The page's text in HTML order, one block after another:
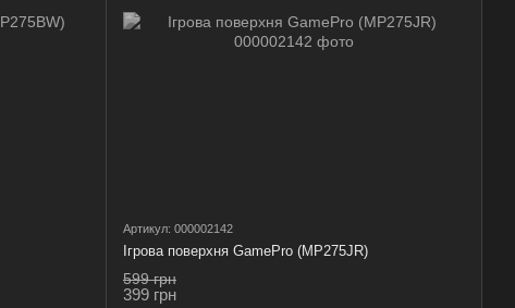
Артикул: 000002142
Ігрова поверхня GamePro (MP275JR)
599 грн
399 грн